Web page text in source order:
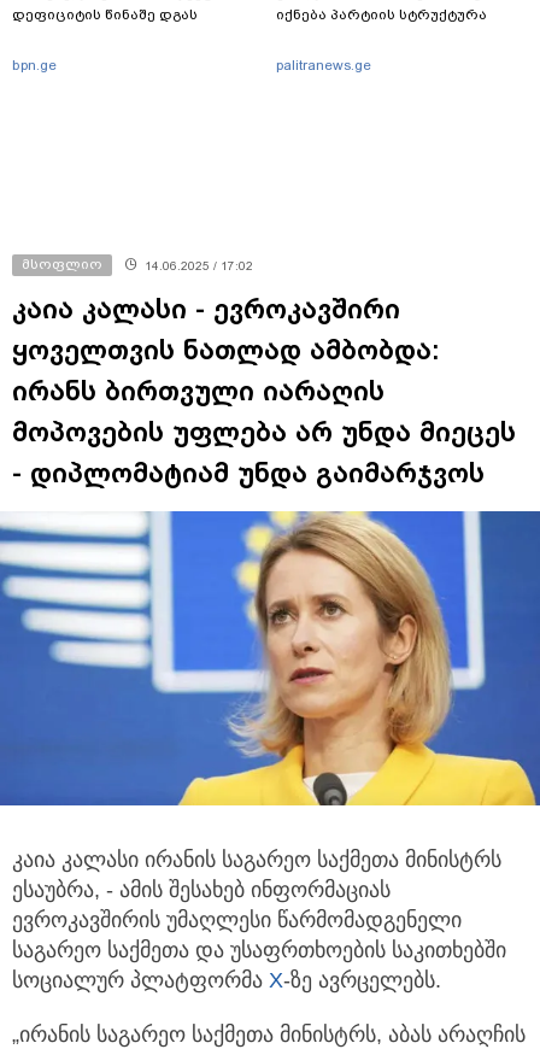
დეფიციტის წინაშე დგას
bpn.ge
იქნება პარტიის სტრუქტურა
palitranews.ge
მსოფლიო 14.06.2025 / 17:02
კაია კალასი - ევროკავშირი
ყოველთვის ნათლად ამბობდა:
ირანს ბირთვული იარაღის
მოპოვების უფლება არ უნდა მიეცეს
- დიპლომატიამ უნდა გაიმარჯვოს
კაია კალასი ირანის საგარეო საქმეთა მინისტრს
ესაუბრა, - ამის შესახებ ინფორმაციას
ევროკავშირის უმაღლესი წარმომადგენელი
საგარეო საქმეთა და უსაფრთხოების საკითხებში
სოციალურ პლატფორმა X-ზე ავრცელებს.
„ირანის საგარეო საქმეთა მინისტრს, აბას არაღჩის